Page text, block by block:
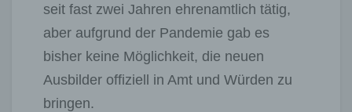
seit fast zwei Jahren ehrenamtlich tätig,
aber aufgrund der Pandemie gab es
bisher keine Möglichkeit, die neuen
Ausbilder offiziell in Amt und Würden zu
bringen.